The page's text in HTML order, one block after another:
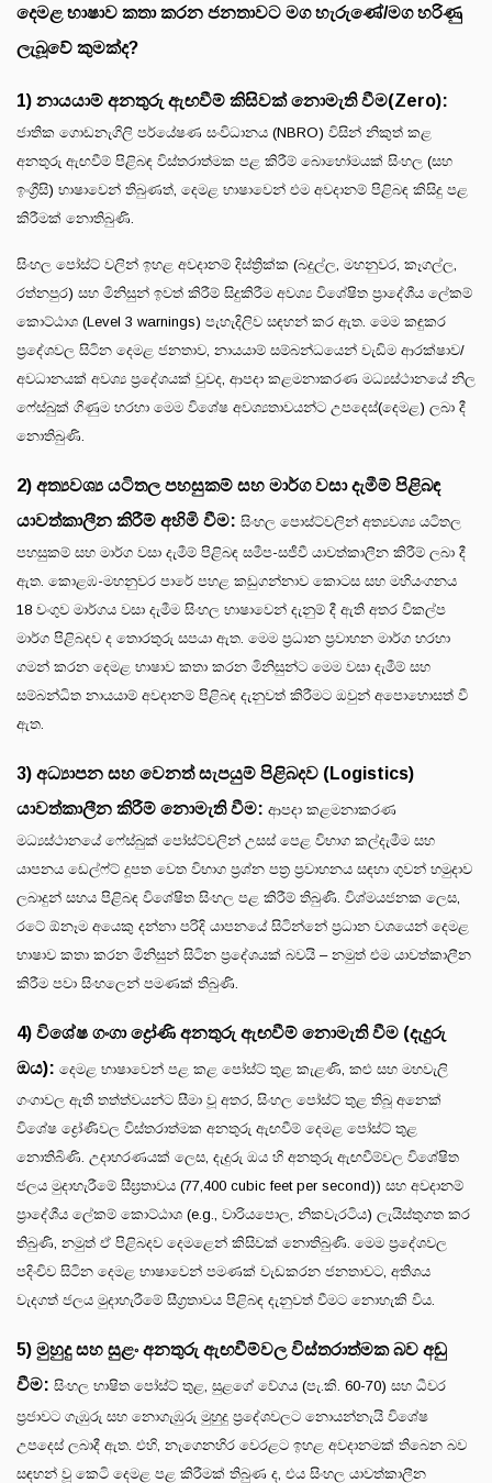
දෙමළ භාෂාව කතා කරන ජනතාවට මග හැරුණේ/මග හරිණු
ලැබූවේ කුමක්ද?
1) නායයාම් අනතුරු ඇඟවීම් කිසිවක් නොමැති වීම(Zero):
ජාතික ගොඩනැගිලි පර්යේෂණ සංවිධානය (NBRO) විසින් නිකුත් කළ
අනතුරු ඇඟවීම් පිළිබඳ විස්තරාත්මක පළ කිරීම් බොහෝමයක් සිංහල (සහ
ඉංග්‍රීසි) භාෂාවෙන් තිබුණත්, දෙමළ භාෂාවෙන් එම අවදානම් පිළිබඳ කිසිදු පළ
කිරීමක් නොතිබුණි.
සිංහල පෝස්ට් වලින් ඉහළ අවදානම් දිස්ත්‍රික්ක (බදුල්ල, මහනුවර, කෑගල්ල,
රත්නපුර) සහ මිනිසුන් ඉවත් කිරීම් සිදුකිරීම අවශ්‍ය විශේෂිත ප්‍රාදේශීය ලේකම්
කොට්ඨාශ (Level 3 warnings) පැහැදිලිව සඳහන් කර ඇත. මෙම කඳුකර
ප්‍රදේශවල සිටින දෙමළ ජනතාව, නායයාම් සම්බන්ධයෙන් වැඩිම ආරක්ෂාව/
අවධානයක් අවශ්‍ය ප්‍රදේශයක් වුවද, ආපදා කළමනාකරණ මධ්‍යස්ථානයේ නිල
ෆේස්බුක් ගිණුම හරහා මෙම විශේෂ අවශ්‍යතාවයන්ට උපදෙස්(දෙමළ) ලබා දී
නොතිබුණි.
2) අත්‍යවශ්‍ය යටිතල පහසුකම් සහ මාර්ග වසා දැමීම් පිළිබඳ
යාවත්කාලීන කිරීම් අහිමි වීම: සිංහල පොස්ට්වලින් අත්‍යවශ්‍ය යටිතල
පහසුකම් සහ මාර්ග වසා දැමීම් පිළිබඳ සමීප-සජීවී යාවත්කාලීන කිරීම් ලබා දී
ඇත. කොළඹ-මහනුවර පාරේ පහළ කඩුගන්නාව කොටස සහ මහියංගනය
18 වංගුව මාර්ගය වසා දැමීම සිංහල භාෂාවෙන් දැනුම් දී ඇති අතර විකල්ප
මාර්ග පිළිබදව ද තොරතුරු සපයා ඇත. මෙම ප්‍රධාන ප්‍රවාහන මාර්ග හරහා
ගමන් කරන දෙමළ භාෂාව කතා කරන මිනිසුන්ට මෙම වසා දැමීම් සහ
සම්බන්ධිත නායයාම් අවදානම් පිළිබඳ දැනුවත් කිරීමට ඔවුන් අපොහොසත් වී
ඇත.
3) අධ්‍යාපන සහ වෙනත් සැපයුම් පිළිබදව (Logistics)
යාවත්කාලීන කිරීම් නොමැති වීම: ආපදා කළමනාකරණ
මධ්‍යස්ථානයේ ෆේස්බුක් පෝස්ට්වලින් උසස් පෙළ විභාග කල්දැමීම සහ
යාපනය ඩෙල්ෆ්ට් දූපත වෙත විභාග ප්‍රශ්න පත්‍ර ප්‍රවාහනය සඳහා ගුවන් හමුදාව
ලබාදුන් සහය පිළිබඳ විශේෂිත සිංහල පළ කිරීම් තිබුණි. විශ්මයජනක ලෙස,
රටේ ඕනෑම අයෙකු දන්නා පරිදි යාපනයේ සිටින්නේ ප්‍රධාන වශයෙන් දෙමළ
භාෂාව කතා කරන මිනිසුන් සිටින ප්‍රදේශයක් බවයි – නමුත් එම යාවත්කාලීන
කිරීම පවා සිංහලෙන් පමණක් තිබුණි.
4) විශේෂ ගංගා ද්‍රෝණි අනතුරු ඇඟවීම් නොමැති වීම (දැදුරු
ඔය): දෙමළ භාෂාවෙන් පළ කළ පෝස්ට් තුළ කැළණි, කළු සහ මහවැලි
ගංගාවල ඇති තත්ත්වයන්ට සීමා වූ අතර, සිංහල පෝස්ට් තුළ තිබූ අනෙක්
විශේෂ ද්‍රෝණිවල විස්තරාත්මක අනතුරු ඇඟවීම් දෙමළ පෝස්ට් තුළ
නොතිබිණි. උදාහරණයක් ලෙස, දැදුරු ඔය හි අනතුරු ඇඟවීම්වල විශේෂිත
ජලය මුදාහැරීමේ සීඝ්‍රතාවය (77,400 cubic feet per second)) සහ අවදානම්
ප්‍රාදේශීය ලේකම් කොට්ඨාශ (e.g., වාරියපොල, නිකවැරටිය) ලැයිස්තුගත කර
තිබුණි, නමුත් ඒ පිළිබදව දෙමළෙන් කිසිවක් නොතිබුණි. මෙම ප්‍රදේශවල
පදිංචිව සිටින දෙමළ භාෂාවෙන් පමණක් වැඩකරන ජනතාවට, අතිශය
වැදගත් ජලය මුදාහැරීමේ සීග්‍රතාවය පිළිබඳ දැනුවත් වීමට නොහැකි විය.
5) මුහුදු සහ සුළං අනතුරු ඇඟවීම්වල විස්තරාත්මක බව අඩු
වීම: සිංහල භාෂිත පෝස්ට් තුළ, සුළගේ වේගය (පැ.කි. 60-70) සහ ධීවර
ප්‍රජාවට ගැඹුරු සහ නොගැඹුරු මුහුදු ප්‍රදේශවලට නොයන්නැයි විශේෂ
උපදෙස් ලබාදී ඇත. එහි, නැගෙනහිර වෙරළට ඉහළ අවදානමක් තිබෙන බව
සඳහන් වූ කෙටි දෙමළ පළ කිරීමක් තිබුණ ද, එය සිංහල යාවත්කාලීන